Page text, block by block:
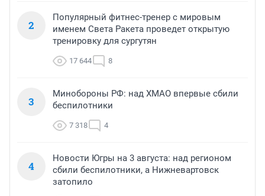
2
Популярный фитнес-тренер с мировым
именем Света Ракета проведет открытую
тренировку для сургутян
17 644 8
3
Минобороны РФ: над ХМАО впервые сбили
беспилотники
7 318 4
4
Новости Югры на 3 августа: над регионом
сбили беспилотники, а Нижневартовск
затопило